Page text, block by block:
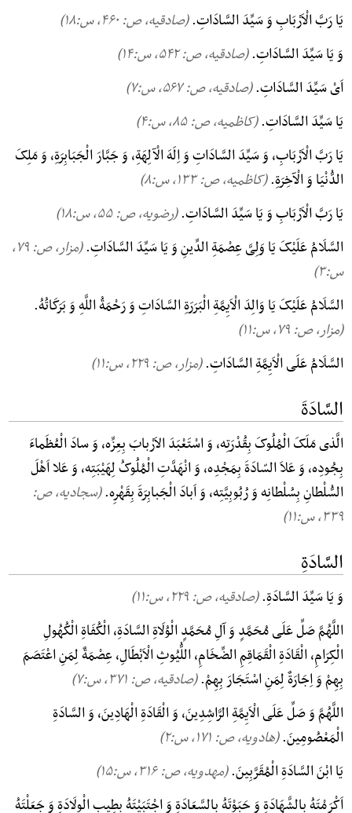
یَا رَبَّ الْاَرْبَابِ وَ سَیِّدَ السَّادَاتِ.(صادقیه، ص: ۴۶۰, س:۱۸)
وَ یَا سَیِّدَ السَّادَاتِ.(صادقیه، ص: ۵۴۲, س:۱۴)
اَیْ سَیِّدَ السَّادَاتِ.(صادقیه، ص: ۵۶۷, س:۷)
یَا سَیِّدَ السَّادَاتِ.(کاظمیه، ص: ۸۵, س:۴)
یَا رَبَّ الْاَرْبَابِ، وَ سَیِّدَ السَّادَاتِ وَ اِلَهَ الْآلِهَةِ، وَ جَبَّارَ الْجَبَابِرَةِ، وَ مَلِکَ
الدُّنْیَا وَ الْآخِرَةِ.(کاظمیه، ص: ۱۳۳, س:۸)
یَا رَبَّ الْاَرْبَابِ وَ یَا سَیِّدَ السَّادَاتِ.(رضویه، ص: ۵۵, س:۱۸)
السَّلَامُ عَلَیْکَ یَا وَلِیَّ عِصْمَةِ الدِّینِ وَ یَا سَیِّدَ السَّادَاتِ.
(مزار، ص: ۷۹,
س:۳)
السَّلَامُ عَلَیْکَ یَا وَالِدَ الْاَیِمَّةِ الْبَرَرَةِ السَّادَاتِ وَ رَحْمَةُ اللَّهِ وَ بَرَکَاتُهُ.
(مزار، ص: ۷۹, س:۱۱)
السَّلَامُ عَلَی الْاَیِمَّةِ السَّادَاتِ.(مزار، ص: ۲۲۹, س:۱۱)
السَّادَةَ
الَّذی مَلَکَ الْمُلُوکَ بِقُدْرَتِه، وَ اسْتَعْبَدَ الاَرْبابَ بِعِزِّه، وَ سادَ الْعُظَماءَ
بِجُودِه، وَ عَلاَ السّادَةَ بِمَجْدِه، وَ انْهَدَّتِ الْمُلُوکُ لِهَیْبَتِه، وَ عَلا اَهْلَ
السُّلْطانِ بِسُلْطانِه وَ رُبُوبِیَّتِه، وَ اَبادَ الْجَبابِرَةَ بِقَهْرِه.(سجادیه، ص:
۳۳۹, س:۱۱)
السَّادَةِ
وَ یَا سَیِّدَ السَّادَةِ.(صادقیه، ص: ۲۲۹, س:۱۱)
اللَّهُمَّ صَلِّ عَلَی مُحَمَّدٍ وَ آلِ مُحَمَّدٍ الْوُلَاةِ السَّادَةِ، الْکُفَاةِ الْکُهُولِ
الْکِرَامِ، الْقَادَةِ الْقَمَاقِمِ الضِّخَامِ، اللُّیُوثِ الْاَبْطَالِ، عِصْمَةٌ لِمَنِ اعْتَصَمَ
بِهِمْ وَ اِجَارَةٌ لِمَنِ اسْتَجَارَ بِهِمْ.(صادقیه، ص: ۳۷۱, س:۷)
اللَّهُمَّ وَ صَلِّ عَلَی الْاَیِمَّةِ الرَّاشِدِینَ، وَ الْقَادَةِ الْهَادِینَ، وَ السَّادَةِ
الْمَعْصُومِینَ.(هادویه، ص: ۱۷۱, س:۲)
یَا ابْنَ السَّادَةِ الْمُقَرَّبِینَ.(مهدویه، ص: ۳۱۶, س:۱۵)
اَکْرَمْتَهُ بِالشَّهَادَةِ وَ حَبَوْتَهُ بِالسَّعَادَةِ وَ اجْتَبَیْتَهُ بِطِیبِ الْوِلَادَةِ وَ جَعَلْتَهُ